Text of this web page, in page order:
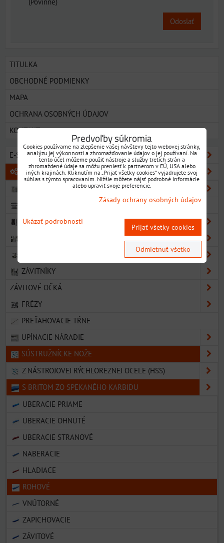
Odoslať
TITULKA
OBCHODNÉ PODMIENKY
MAPA
OCHRANA OSOBNÝCH ÚDAJOV
KONTAKT
E-SHOP SORTIMENT
KOVOOBRÁBACIE NÁSTROJE
VÝHRUBNÍKY
ZÁVITNÍKY
ZÁVITOVÉ OČKÁ
FRÉZY
PREŤAHOVACIE TŔNE
UPÍNACIE NÁRADIE
SÚSTRUŽNÍCKE NOŽE
Z NÁSTROJOVEJ RÝCHLOREZNEJ OCELE (HSS)
S BRITOM ZO SPEKANÉHO KARBIDU
UBERACIE PRIAME
UBERACIE OHNUTÉ
UBERACIE STRANOVÉ
NABERACIE
HLADIACE
ROHOVÉ
VNÚTORNÉ
ZAPICHOVACIE
ZÁVITOVÉ
Predvoľby súkromia
Cookies používame na zlepšenie vašej návštevy tejto webovej stránky,
analýzu jej výkonnosti a zhromažďovanie údajov o jej používaní. Na
tento účel môžeme použiť nástroje a služby tretích strán a
zhromaždené údaje sa môžu preniesť k partnerom v EÚ, USA alebo
iných krajinách. Kliknutím na „Prijať všetky cookies“ vyjadrujete svoj
súhlas s týmto spracovaním. Nižšie môžete nájsť podrobné informácie
alebo upraviť svoje preferencie.
Zásady ochrany osobných údajov
Ukázať podrobnosti
Prijať všetky cookies
Odmietnuť všetko